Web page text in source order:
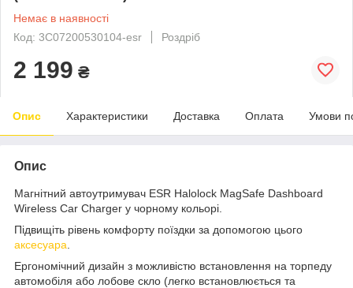
Немає в наявності
Код: 3C07200530104-esr
Роздріб
2 199 ₴
Опис Характеристики Доставка Оплата Умови
Опис
Магнітний автоутримувач ESR Halolock MagSafe Dashboard
Wireless Car Charger у чорному кольорі.
Підвищіть рівень комфорту поїздки за допомогою цього
аксесуара
Ергономічний дизайн з можливістю встановлення на торпеду
автомобіля або лобове скло (легко встановлюється та